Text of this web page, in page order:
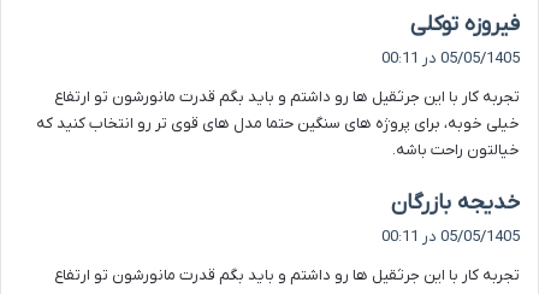
فیروزه توکلی
ف
:
05/05/1405 در 00:11
تجربه کار با این جرثقیل ها رو داشتم و باید بگم قدرت مانورشون تو ارتفاع
خیلی خوبه، برای پروژه های سنگین حتما مدل های قوی تر رو انتخاب کنید که
خیالتون راحت باشه.
خدیجه بازرگان
ف
:
05/05/1405 در 00:11
تجربه کار با این جرثقیل ها رو داشتم و باید بگم قدرت مانورشون تو ارتفاع